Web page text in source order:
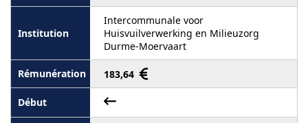
Intercommunale voor
Huisvuilverwerking en Milieuzorg
Durme-Moervaart
183,64